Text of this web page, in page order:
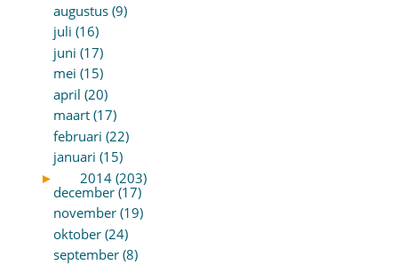
augustus (9)
juli (16)
juni (17)
mei (15)
april (20)
maart (17)
februari (22)
januari (15)
►
2014 (203)
december (17)
november (19)
oktober (24)
september (8)